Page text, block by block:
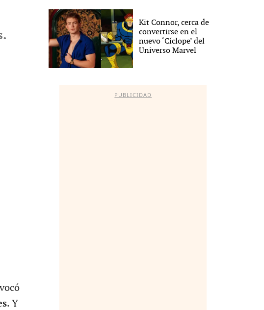
. Y
Kit Connor, cerca de
convertirse en el
nuevo ‘Cíclope’ del
Universo Marvel
PUBLICIDAD